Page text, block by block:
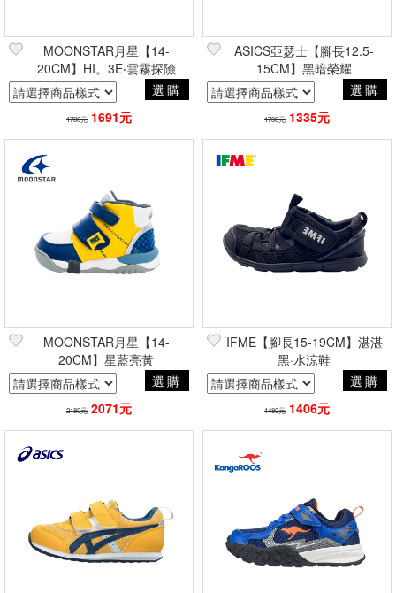
MOONSTAR月星【14-
20CM】HI。3E‧雲霧探險
選購
1780元 1691元
ASICS亞瑟士【腳長12.5-
15CM】黑暗榮耀
選購
1780元 1335元
MOONSTAR月星【14-
20CM】星藍亮黃
選購
2180元 2071元
IFME【腳長15-19CM】湛湛
黑·水涼鞋
選購
1480元 1406元